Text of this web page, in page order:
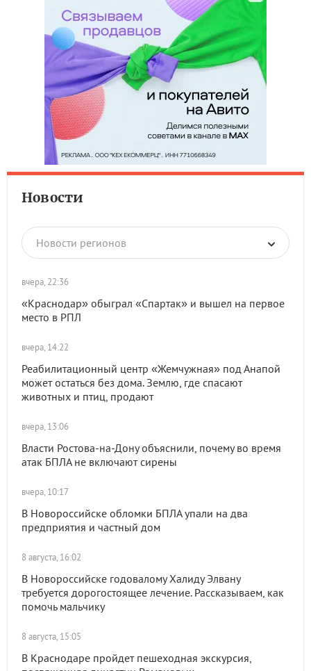
Новости
Новости регионов
вчера, 22:36
«Краснодар» обыграл «Спартак» и вышел на первое
место в РПЛ
вчера, 14:22
Реабилитационный центр «Жемчужная» под Анапой
может остаться без дома. Землю, где спасают
животных и птиц, продают
вчера, 13:06
Власти Ростова-на-Дону объяснили, почему во время
атак БПЛА не включают сирены
вчера, 10:17
В Новороссийске обломки БПЛА упали на два
предприятия и частный дом
8 августа, 16:02
В Новороссийске годовалому Халиду Элвану
требуется дорогостоящее лечение. Рассказываем, как
помочь мальчику
8 августа, 15:05
В Краснодаре пройдет пешеходная экскурсия,